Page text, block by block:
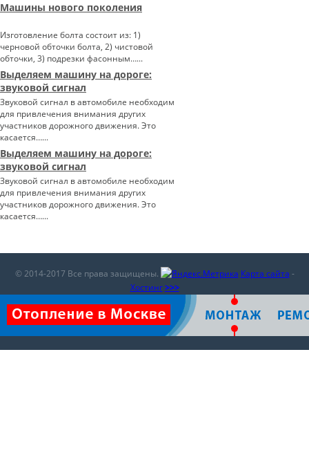
Машины нового поколения
Изготовление болта состоит из: 1)
черновой обточки болта, 2) чистовой
обточки, 3) подрезки фасонным…...
Выделяем машину на дороге:
звуковой сигнал
Звуковой сигнал в автомобиле необходим
для привлечения внимания других
участников дорожного движения. Это
касается…...
Выделяем машину на дороге:
звуковой сигнал
Звуковой сигнал в автомобиле необходим
для привлечения внимания других
участников дорожного движения. Это
касается…...
© 2014-2017 Все права защищены. Карта сайта -
Хостинг >>>